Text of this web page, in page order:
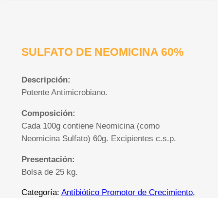
SULFATO DE NEOMICINA 60%
Descripción:
Potente Antimicrobiano.
Composición:
Cada 100g contiene Neomicina (como
Neomicina Sulfato) 60g. Excipientes c.s.p.
Presentación:
Bolsa de 25 kg.
Categoría: Antibiótico Promotor de Crecimiento